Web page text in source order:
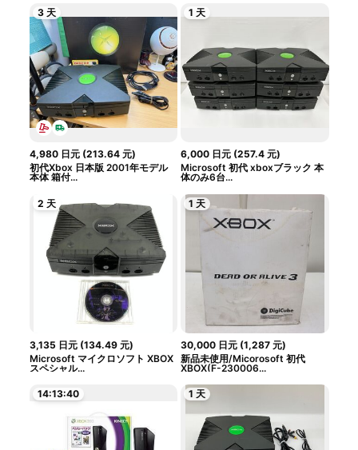
3 天
4,980 日元(213.64 元)
初代Xbox 日本版 2001年モデル
本体 箱付...
1 天
6,000 日元 (257.4 元)
Microsoft 初代 xboxブラック 本
体のみ6台...
2 天
3,135 日元(134.49 元)
Microsoft マイクロソフト XBOX
スペシャル...
1 天
30,000 日元 (1,287 元)
新品未使用/Micorosoft 初代
XBOX(F-230006...
14:13:39 1 天